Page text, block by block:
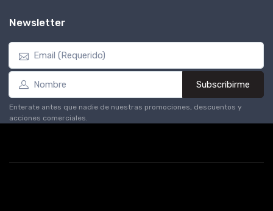
Newsletter
Subscribirme
Enterate antes que nadie de nuestras promociones, descuentos y
acciones comerciales.